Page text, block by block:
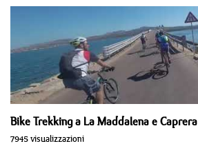
Bike Trekking a La Maddalena e Caprera
7945 visualizzazioni